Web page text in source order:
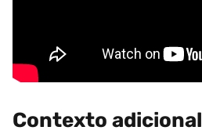
Contexto adicional